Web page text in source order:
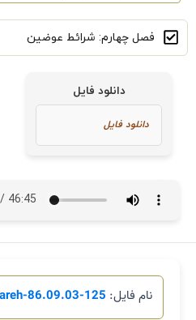
فصل چهارم: شرائط عوضین
دانلود فایل
نام فایل: 125-86.09.03-ostad-marvi-ejareh